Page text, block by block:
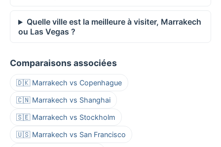
Quelle ville est la meilleure à visiter, Marrakech
ou Las Vegas ?
Comparaisons associées
🇩🇰 Marrakech vs Copenhague
🇨🇳 Marrakech vs Shanghai
🇸🇪 Marrakech vs Stockholm
🇺🇸 Marrakech vs San Francisco